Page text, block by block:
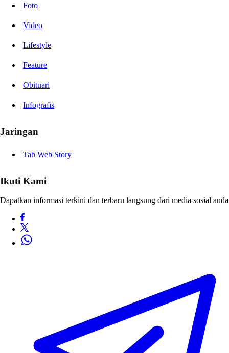
Foto
Video
Lifestyle
Feature
Obituari
Infografis
Jaringan
Tab Web Story
Ikuti Kami
Dapatkan informasi terkini dan terbaru langsung dari media sosial anda